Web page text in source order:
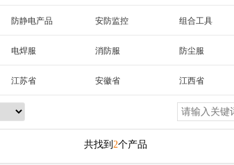
防静电产品 安防监控 组合工具
电焊服 消防服 防尘服
江苏省 安徽省 江西省
黑龙江省 陕西省
云南省 西藏 台湾省
共找到 2个产品